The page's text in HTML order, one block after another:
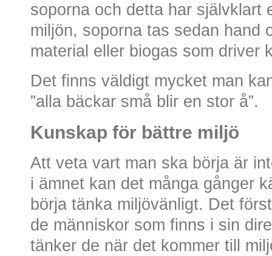
soporna och detta har självklart
miljön, soporna tas sedan hand
material eller biogas som driver
Det finns väldigt mycket man
”alla bäckar små blir en stor å”.
Kunskap för bättre miljö
Att veta vart man ska börja är
i ämnet kan det många gånger
börja tänka miljövänligt. Det
de människor som finns i sin
tänker de när det kommer till